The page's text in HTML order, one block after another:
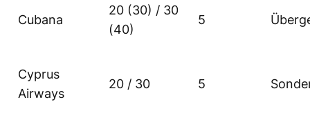
Cubana
20 (30) / 30
(40)
5
Cyprus
Airways
20 / 30 5